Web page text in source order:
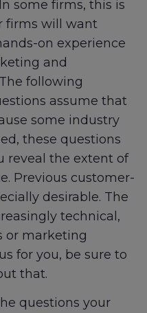
some firms, this is
firms will want
on experience
and
following
assume that
some industry
these questions
reveal the extent of
Previous customer-
desirable. The
technical,
or marketing
for you, be sure to
that.
questions your